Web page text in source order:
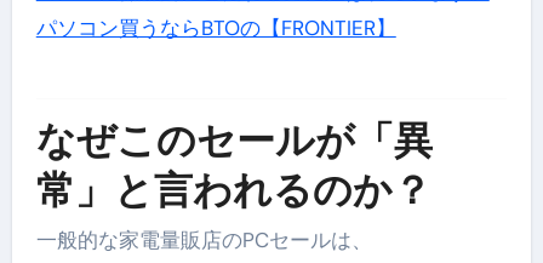
パソコン買うならBTOの【FRONTIER】
なぜこのセールが「異
常」と言われるのか？
一般的な家電量販店のPCセールは、